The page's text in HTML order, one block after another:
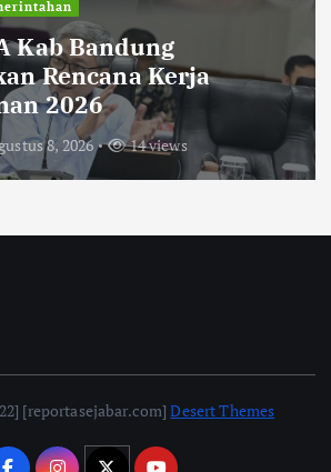
Tanpa Konfirmasi,
Polres Cimahi dan
Jadi Korban Narasi
8, 2026 14 views
[reportasejabar.com]Desert Themes